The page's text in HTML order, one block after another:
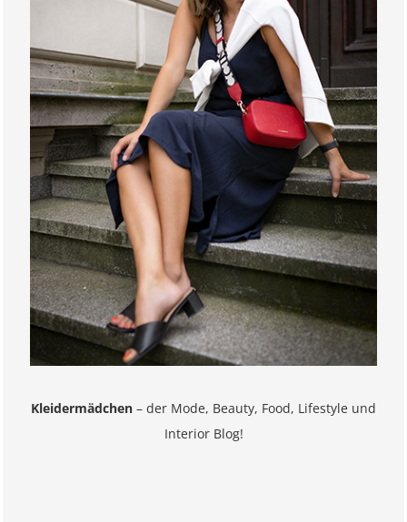
Kleidermädchen – der Mode, Beauty, Food, Lifestyle und
Interior Blog!